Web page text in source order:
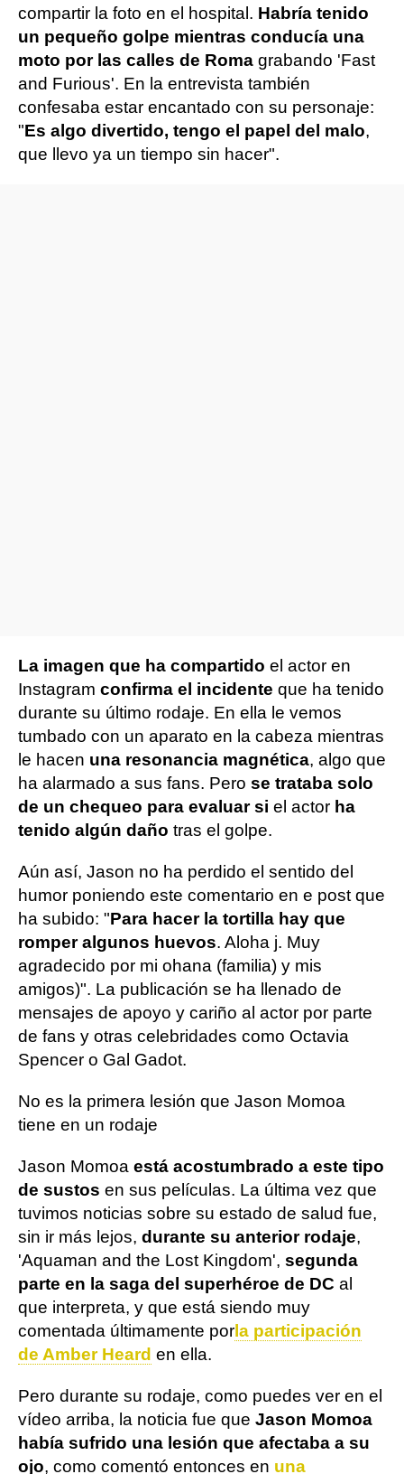
compartir la foto en el hospital. Habría tenido
un pequeño golpe mientras conducía una
moto por las calles de Roma grabando 'Fast
and Furious'. En la entrevista también
confesaba estar encantado con su personaje:
"Es algo divertido, tengo el papel del malo,
que llevo ya un tiempo sin hacer".
La imagen que ha compartido el actor en
Instagram confirma el incidente que ha tenido
durante su último rodaje. En ella le vemos
tumbado con un aparato en la cabeza mientras
le hacen una resonancia magnética, algo que
ha alarmado a sus fans. Pero se trataba solo
de un chequeo para evaluar si el actor ha
tenido algún daño tras el golpe.
Aún así, Jason no ha perdido el sentido del
humor poniendo este comentario en e post que
ha subido: "Para hacer la tortilla hay que
romper algunos huevos. Aloha j. Muy
agradecido por mi ohana (familia) y mis
amigos)". La publicación se ha llenado de
mensajes de apoyo y cariño al actor por parte
de fans y otras celebridades como Octavia
Spencer o Gal Gadot.
No es la primera lesión que Jason Momoa
tiene en un rodaje
Jason Momoa está acostumbrado a este tipo
de sustos en sus películas. La última vez que
tuvimos noticias sobre su estado de salud fue,
sin ir más lejos, durante su anterior rodaje,
'Aquaman and the Lost Kingdom', segunda
parte en la saga del superhéroe de DC al
que interpreta, y que está siendo muy
comentada últimamente por la participación
de Amber Heard en ella.
Pero durante su rodaje, como puedes ver en el
vídeo arriba, la noticia fue que Jason Momoa
había sufrido una lesión que afectaba a su
ojo, como comentó entonces en una